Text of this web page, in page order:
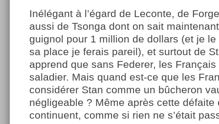
Inélégant à l’égard de Leconte, de
aussi de Tsonga dont on sait
guignol pour 1 million de dollars (et je
sa place je ferais pareil), et surtout de
apprend que sans Federer, les
saladier. Mais quand est-ce que les
considérer Stan comme un bûcheron
négligeable ? Même après cette défaite
continuent, comme si rien ne s’était